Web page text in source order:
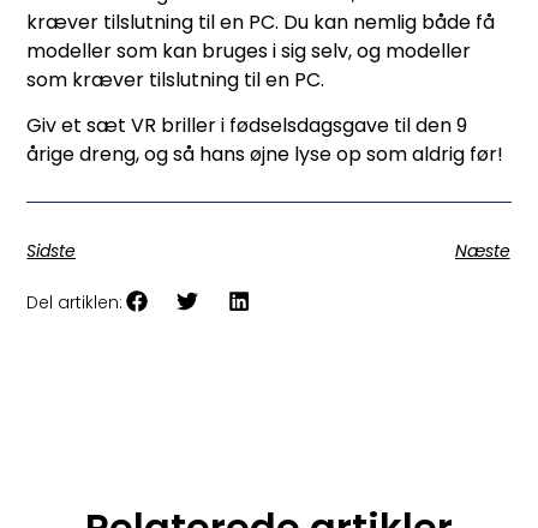
kræver tilslutning til en PC. Du kan nemlig både få
modeller som kan bruges i sig selv, og modeller
som kræver tilslutning til en PC.
Giv et sæt VR briller i fødselsdagsgave til den 9
årige dreng, og så hans øjne lyse op som aldrig før!
Sidste Næste
Del artiklen: